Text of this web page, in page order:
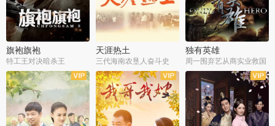
旗袍旗袍
特工王对决暗杀王
天涯热土
三代海南农垦人奋斗史
独有英雄
周一围弃艺从商实业救国
全34集
全50集 全51集